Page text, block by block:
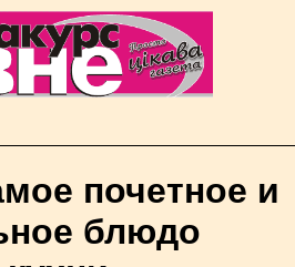
почетное и
блюдо